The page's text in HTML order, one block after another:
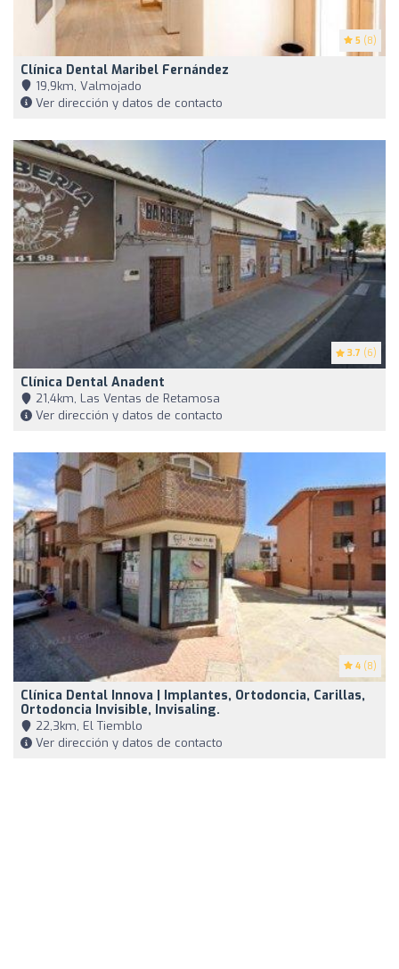
5 (8)
Clínica Dental Maribel Fernández
19,9km, Valmojado
Ver dirección y datos de contacto
3.7 (6)
Clínica Dental Anadent
21,4km, Las Ventas de Retamosa
Ver dirección y datos de contacto
4 (8)
Clínica Dental Innova | Implantes, Ortodoncia, Carillas,
Ortodoncia Invisible, Invisaling.
22,3km, El Tiemblo
Ver dirección y datos de contacto